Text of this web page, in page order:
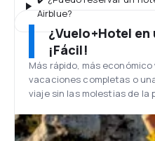
Airblue?
¿Vuelo+Hotel
¡Fácil!
Más rápido, más
vacaciones completas o
viaje sin las molestias de la